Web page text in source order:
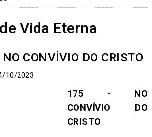
Vida Eterna
CONVÍVIO DO CRISTO
10/2023
175 - NO
CONVÍVIO DO
CRISTO